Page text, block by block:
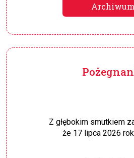
Archiwum
Z głębokim smutkiem
że 17 lipca 2026